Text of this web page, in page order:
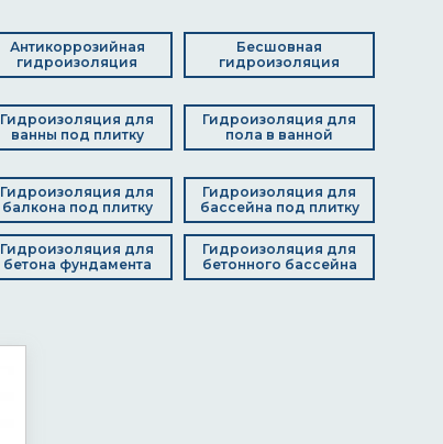
Антикоррозийная
гидроизоляция
Бесшовная
гидроизоляция
Гидроизоляция для
ванны под плитку
Гидроизоляция для
пола в ванной
Гидроизоляция для
балкона под плитку
Гидроизоляция для
бассейна под плитку
Гидроизоляция для
бетона фундамента
Гидроизоляция для
бетонного бассейна